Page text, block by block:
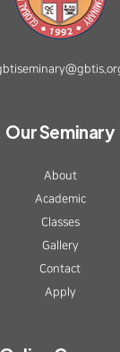
Our Seminary
About
Academic
Classes
Gallery
Contact
Apply